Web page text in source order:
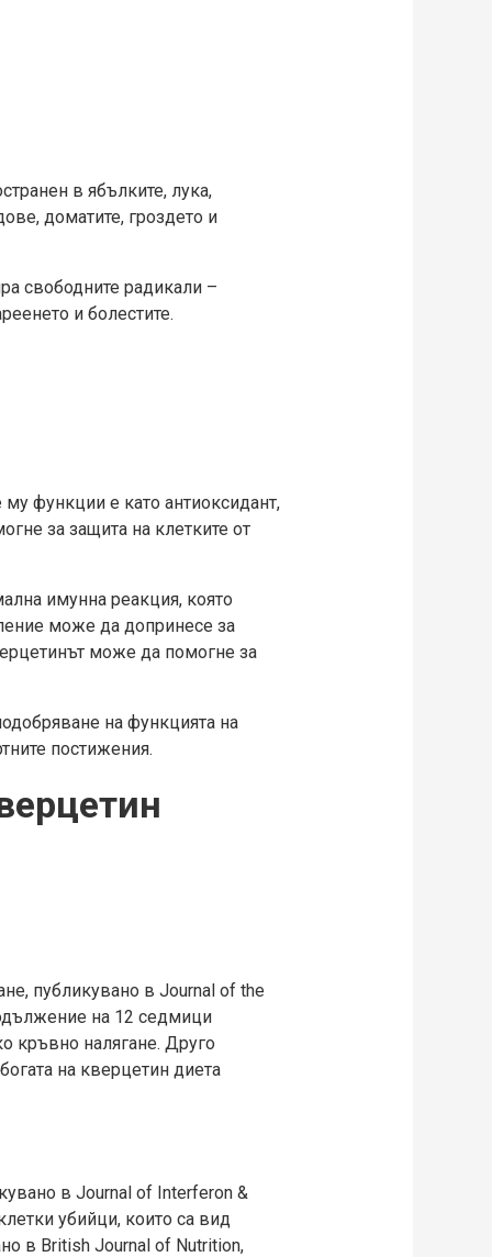
в ябълките, лука,
доматите, гроздето и
свободните радикали –
и болестите.
функции е като антиоксидант,
за защита на клетките от
имунна реакция, която
може да допринесе за
може да помогне за
на функцията на
постижения.
публикувано в Journal of the
на 12 седмици
кръвно налягане. Друго
на квeрцетин диета
в Journal of Interferon &
убийци, които са вид
в British Journal of Nutrition,